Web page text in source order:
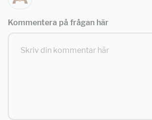
Kommentera på frågan här